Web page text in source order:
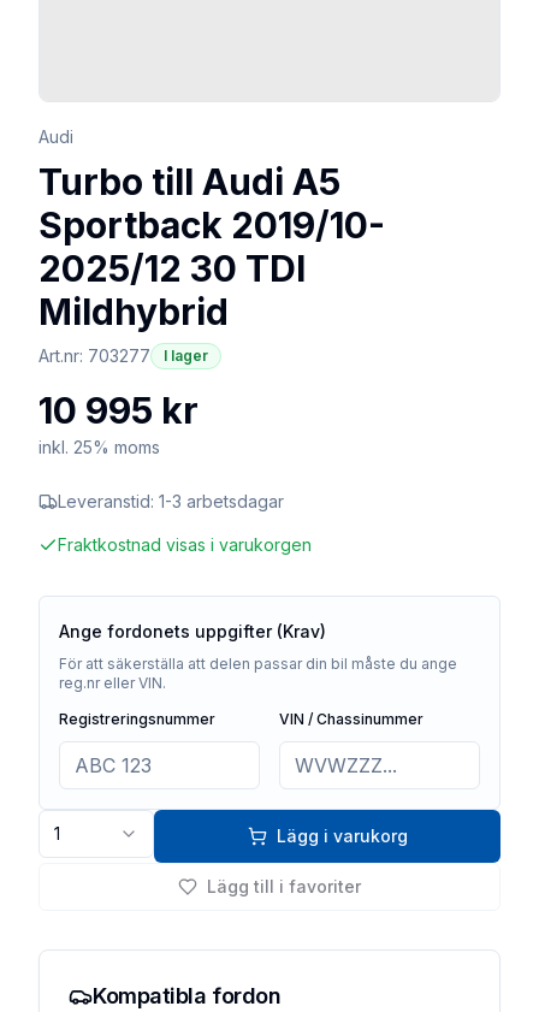
Audi
Turbo till Audi A5
Sportback 2019/10-
2025/12 30 TDI
Mildhybrid
Art.nr: 703277 I lager
10 995 kr
inkl. 25% moms
Leveranstid: 1-3 arbetsdagar
Fraktkostnad visas i varukorgen
Ange fordonets uppgifter (Krav)
För att säkerställa att delen passar din bil måste du ange
reg.nr eller VIN.
Registreringsnummer
VIN / Chassinummer
1 Lägg i varukorg
Lägg till i favoriter
Kompatibla fordon